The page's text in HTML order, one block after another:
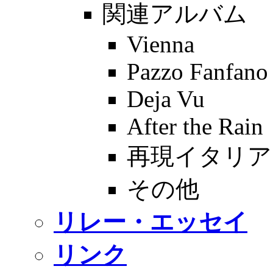
関連アルバム
Vienna
Pazzo
Deja Vu
After the Rain
再現イタリ
その他
リレー・エッセイ
リンク